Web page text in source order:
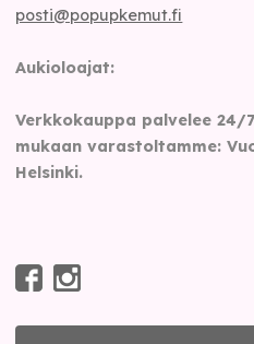
posti@popupkemut.fi
Aukioloajat:
Verkkokauppa palvelee 24/
mukaan varastoltamme:
Helsinki.